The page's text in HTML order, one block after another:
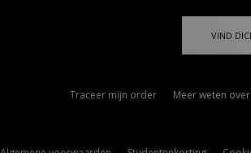
VIND
Traceer mijn order Meer weten